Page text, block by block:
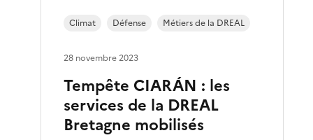
Tempête CIARÁN : les
services de la DREAL
Bretagne mobilisés
Climat Défense Métiers de la DREAL
28 novembre 2023